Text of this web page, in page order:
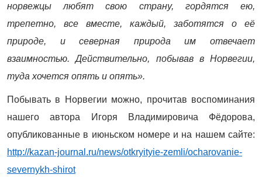
норвежцы любят свою страну, гордятся ею,
трепетно, все вместе, каждый, заботятся о её
природе, и северная природа им отвечает
взаимностью. Действительно, побывав в Норвегии,
туда хочется опять и опять».
Побывать в Норвегии можно, прочитав воспоминания
нашего автора Игоря Владимировича Фёдорова,
опубликованные в июньском номере и на нашем сайте:
http://kazan-journal.ru/news/otkryityie-zemli/ocharovanie-
severnykh-shirot